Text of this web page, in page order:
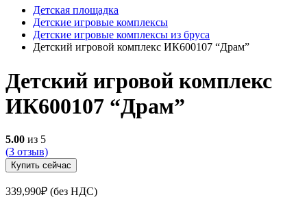
Детская площадка
Детские игровые комплексы
Детские игровые комплексы из бруса
Детский игровой комплекс ИК600107 “Драм”
Детский игровой комплекс
ИК600107 “Драм”
5.00 из 5
(3 отзыв)
Купить сейчас
339,990₽ (без НДС)